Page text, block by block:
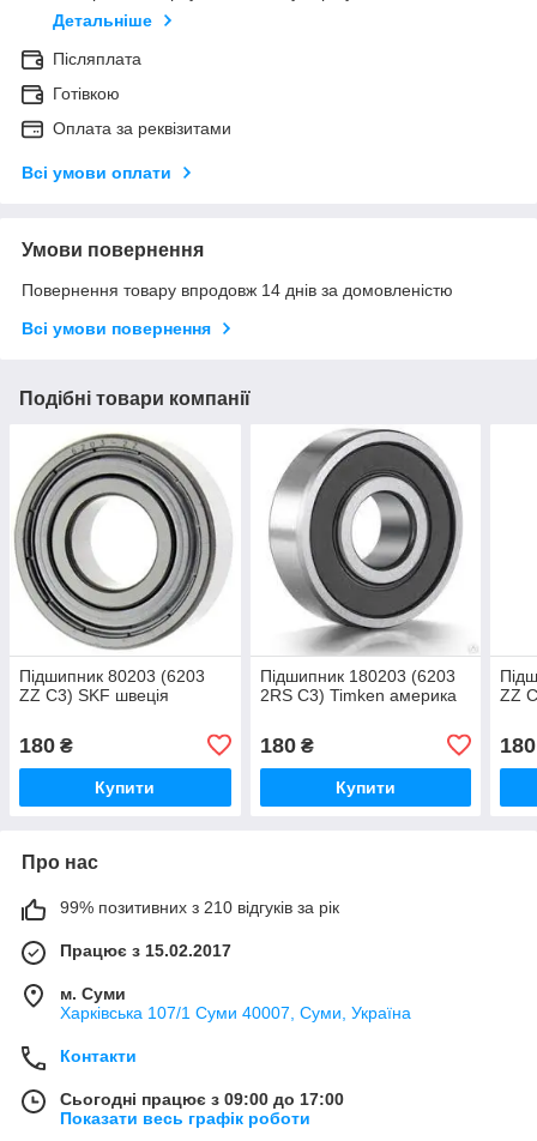
Детальніше
Післяплата
Готівкою
Оплата за реквізитами
Всі умови оплати
Умови повернення
Повернення товару впродовж 14 днів за домовленістю
Всі умови повернення
Подібні товари компанії
Підшипник 80203 (6203
ZZ C3) SKF швеція
180 ₴
Купити
Підшипник 180203 (6203
2RS C3) Timken америка
180₴
Купити
ZZ
180
Про нас
99% позитивних з 210 відгуків за рік
Працює з 15.02.2017
м. Суми
Харківська 107/1 Суми 40007, Суми, Україна
Контакти
Сьогодні працює з 09:00 до 17:00
Показати весь графік роботи